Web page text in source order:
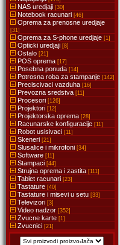
NAS uredjaji [30]
Notebook racunari [46]
Oprema za prenosne uredjaje
[31]
Oprema za S-phone uredjaje [1]
Opticki uredjaji [8]
Ostalo [21]
POS oprema [17]
Posebna ponuda [14]
Potrosna roba za stampanje [142]
Preciscivaci vazduha [16]
Prevozna sredstva [11]
Procesori [126]
Projektori [12]
Projektorska oprema [28]
Racunarske konfiguracije [11]
Robot usisivaci [11]
Skeneri [21]
Slusalice i mikrofoni [34]
Software [11]
Stampaci [44]
Strujna oprema i zastita [111]
Tablet racunari [23]
Tastature [40]
Tastature i misevi u setu [33]
Televizori [3]
Video nadzor [352]
Zvucne karte [1]
Zvucnici [21]